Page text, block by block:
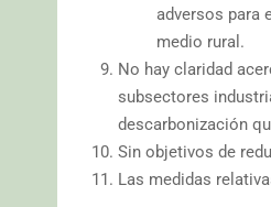
adversos para
medio rural.
No hay claridad
subsectores
descarbonización
Sin objetivos de
Las medidas